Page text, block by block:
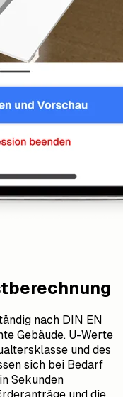
nach DIN EN
Gebäude. U-Werte
und des
sich bei Bedarf
Sekunden